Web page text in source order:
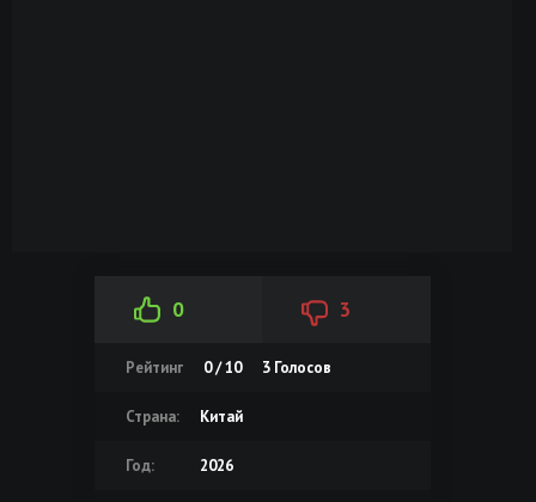
0 3
Рейтинг 0 / 10 3Голосов
Страна: Китай
Год: 2026